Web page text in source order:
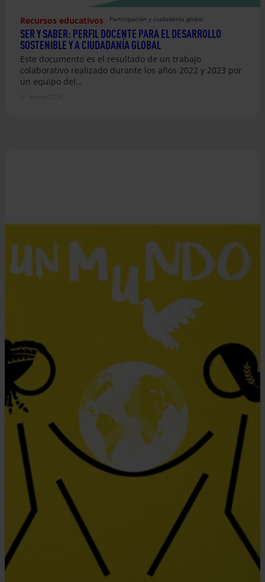
Recursos educativos Participación y ciudadanía global
SER Y SABER: PERFIL DOCENTE PARA EL DESARROLLO
SOSTENIBLE Y A CIUDADANÍA GLOBAL
Este documento es el resultado de un trabajo
colaborativo realizado durante los años 2022 y 2023 por
un equipo del…